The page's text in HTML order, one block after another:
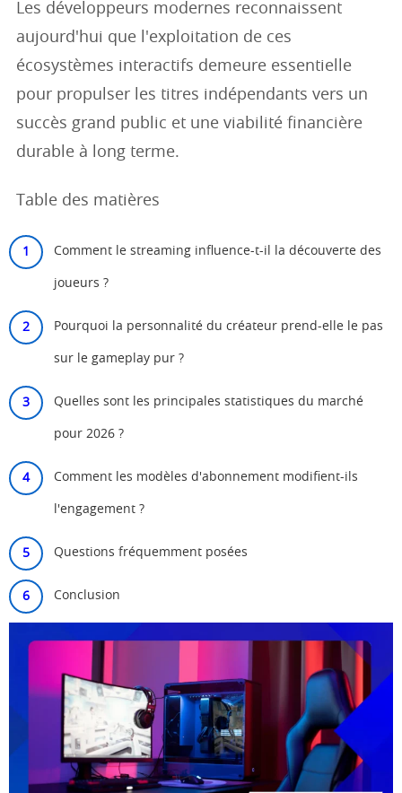
Les développeurs modernes reconnaissent
aujourd'hui que l'exploitation de ces
écosystèmes interactifs demeure essentielle
pour propulser les titres indépendants vers un
succès grand public et une viabilité financière
durable à long terme.
Table des matières
Comment le streaming influence-t-il la découverte des
joueurs ?
Pourquoi la personnalité du créateur prend-elle le pas
sur le gameplay pur ?
Quelles sont les principales statistiques du marché
pour 2026 ?
Comment les modèles d'abonnement modifient-ils
l'engagement ?
Questions fréquemment posées
Conclusion